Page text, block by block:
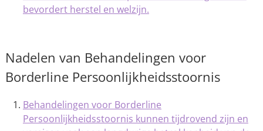
bevordert herstel en welzijn.
Nadelen van Behandelingen voor
Borderline Persoonlijkheidsstoornis
Behandelingen voor Borderline
Persoonlijkheidsstoornis kunnen tijdrovend zijn en